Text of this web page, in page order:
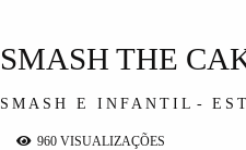
SMASH E INFANTIL
SMASH THE
960 VISUALIZAÇÕES